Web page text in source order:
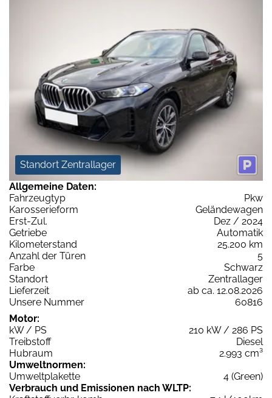
Standort Zentrallager
Allgemeine Daten:
Fahrzeugtyp
Pkw
Karosserieform
Geländewagen
Erst-Zul.
Dez / 2024
Getriebe
Automatik
Kilometerstand
25.200 km
Anzahl der Türen
5
Farbe
Schwarz
Standort
Zentrallager
Lieferzeit
ab ca. 12.08.2026
Unsere Nummer
60816
Motor:
kW / PS
210 kW / 286 PS
Treibstoff
Diesel
Hubraum
2.993 cm³
Umweltnormen:
Umweltplakette
4 (Green)
Verbrauch und Emissionen nach WLTP: